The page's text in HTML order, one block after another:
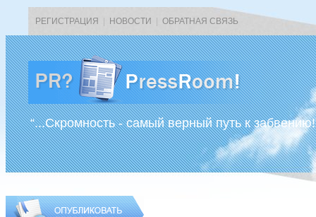
РЕГИСТРАЦИЯ НОВОСТИ ОБРАТНАЯ СВЯЗЬ
“...Скромность - самый верный путь к